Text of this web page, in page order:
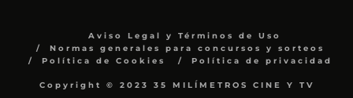
Aviso Legal y Términos de Uso
Normas generales para concursos y sorteos
Política de Cookies
Política de privacidad
Copyright © 2023 35 MILÍMETROS CINE Y TV